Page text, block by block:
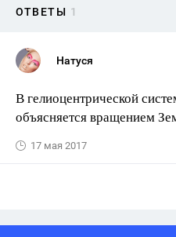
ОТВЕТЫ 1
Натуся
В гелиоцентрической
объясняется вращением
17 мая 2017